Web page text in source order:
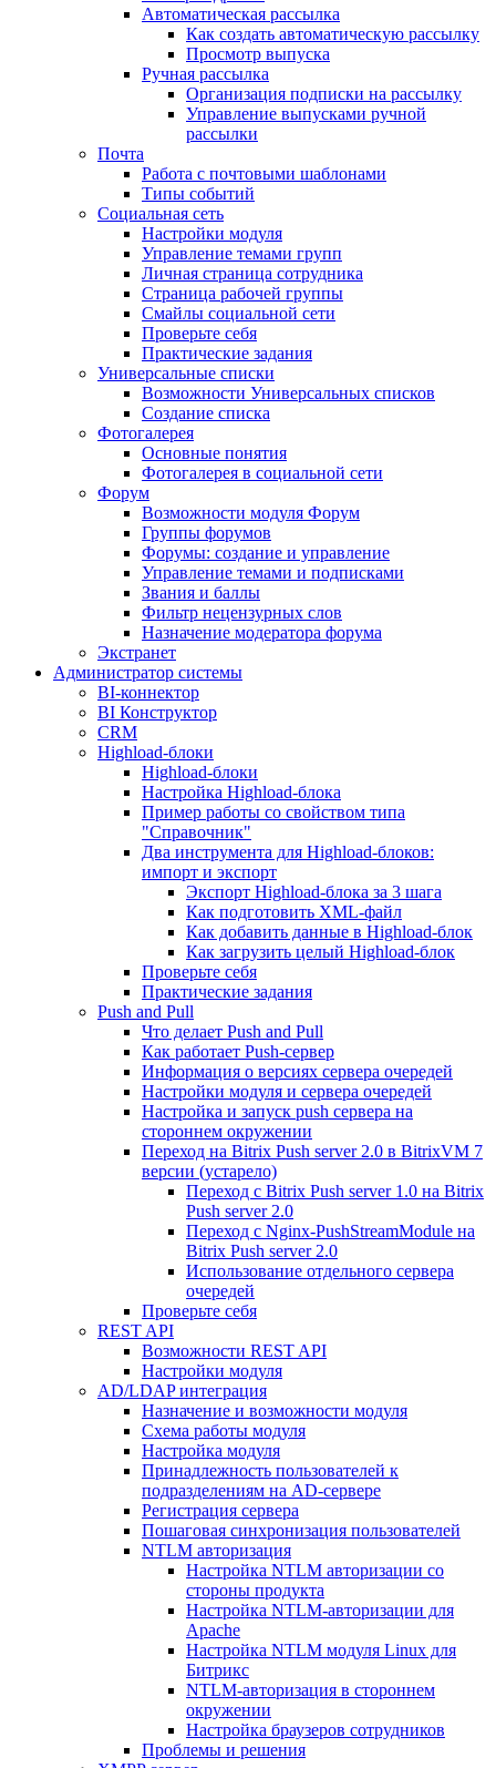
Автоматическая рассылка
Как создать автоматическую рассылку
Просмотр выпуска
Ручная рассылка
Организация подписки на рассылку
Управление выпусками ручной
рассылки
Почта
Работа с почтовыми шаблонами
Типы событий
Социальная сеть
Настройки модуля
Управление темами групп
Личная страница сотрудника
Страница рабочей группы
Смайлы социальной сети
Проверьте себя
Практические задания
Универсальные списки
Возможности Универсальных списков
Создание списка
Фотогалерея
Основные понятия
Фотогалерея в социальной сети
Форум
Возможности модуля Форум
Группы форумов
Форумы: создание и управление
Управление темами и подписками
Звания и баллы
Фильтр нецензурных слов
Назначение модератора форума
Экстранет
Администратор системы
BI-коннектор
BI Конструктор
CRM
Highload-блоки
Highload-блоки
Настройка Highload-блока
Пример работы со свойством типа
"Справочник"
Два инструмента для Highload-блоков:
импорт и экспорт
Экспорт Highload-блока за 3 шага
Как подготовить XML-файл
Как добавить данные в Highload-блок
Как загрузить целый Highload-блок
Проверьте себя
Практические задания
Push and Pull
Что делает Push and Pull
Как работает Push-сервер
Информация о версиях сервера очередей
Настройки модуля и сервера очередей
Настройка и запуск push сервера на
стороннем окружении
Переход на Bitrix Push server 2.0 в BitrixVM 7
версии (устарело)
Переход с Bitrix Push server 1.0 на Bitrix
Push server 2.0
Переход с Nginx-PushStreamModule на
Bitrix Push server 2.0
Использование отдельного сервера
очередей
Проверьте себя
REST API
Возможности REST API
Настройки модуля
AD/LDAP интеграция
Назначение и возможности модуля
Схема работы модуля
Настройка модуля
Принадлежность пользователей к
подразделениям на AD-сервере
Регистрация сервера
Пошаговая синхронизация пользователей
NTLM авторизация
Настройка NTLM авторизации со
стороны продукта
Настройка NTLM-авторизации для
Apache
Настройка NTLM модуля Linux для
Битрикс
NTLM-авторизация в стороннем
окружении
Настройка браузеров сотрудников
Проблемы и решения